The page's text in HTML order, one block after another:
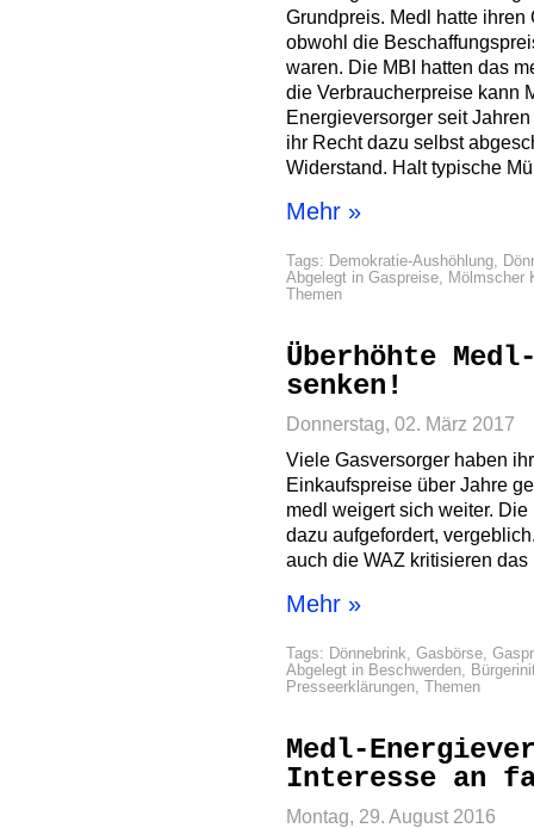
Grundpreis. Medl hatte
obwohl die
waren. Die MBI hatten das
die Verbraucherpreise kann
Energieversorger seit
ihr Recht dazu selbst
Widerstand. Halt typische
Mehr »
Tags: Demokratie-Aushöhlung,
Abgelegt in Gaspreise, Mölmscher
Themen
Überhöhte
senken!
Donnerstag, 02. März 2017
Viele Gasversorger haben
Einkaufspreise über Jahre
medl weigert sich weiter.
dazu aufgefordert,
auch die WAZ kritisieren
Mehr »
Tags: Dönnebrink, Gasbörse,
Abgelegt in Beschwerden,
Presseerklärungen, Themen
Medl-
Interesse an
Montag, 29. August 2016